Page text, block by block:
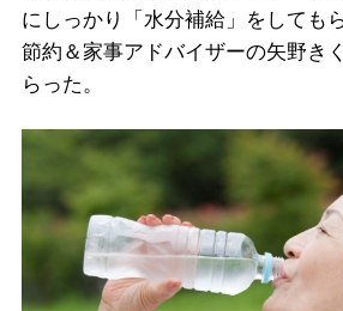
にしっかり「水分補給」をしても
節約＆家事アドバイザーの矢野き
らった。